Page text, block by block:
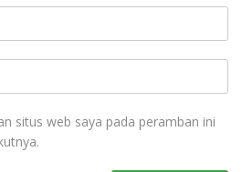
situs web saya pada peramban ini